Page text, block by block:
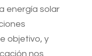
energía solar
objetivo, y
nos